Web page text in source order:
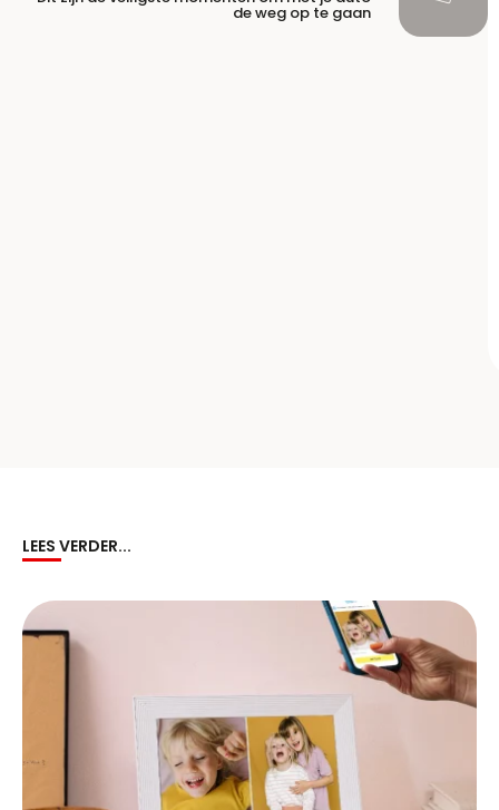
de weg op te gaan
LEES VERDER...